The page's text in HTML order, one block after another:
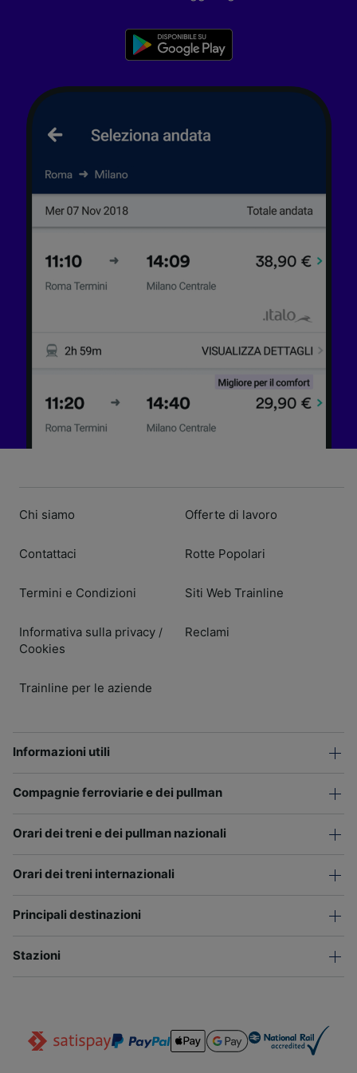
Chi siamo
Contattaci
Termini e Condizioni
Informativa sulla privacy /
Cookies
Trainline per le aziende
Offerte di lavoro
Rotte Popolari
Siti Web Trainline
Reclami
Informazioni utili
Compagnie ferroviarie e dei pullman
Orari dei treni e dei pullman nazionali
Orari dei treni internazionali
Principali destinazioni
Stazioni
Elenco dei partner (fornitori)